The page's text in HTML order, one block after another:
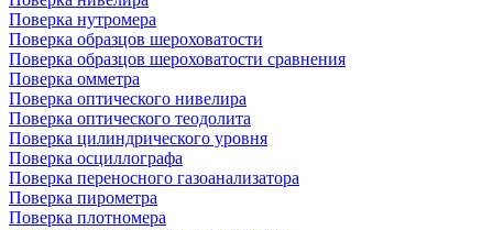
Поверка нутромера
Поверка образцов шероховатости
Поверка образцов шероховатости сравнения
Поверка омметра
Поверка оптического нивелира
Поверка оптического теодолита
Поверка цилиндрического уровня
Поверка осциллографа
Поверка переносного газоанализатора
Поверка пирометра
Поверка плотномера